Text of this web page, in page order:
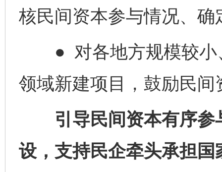
核民间资本参与情况、确
● 对各地方规模较小
领域新建项目，鼓励民
引导民间资本有序参
设，支持民企牵头承担